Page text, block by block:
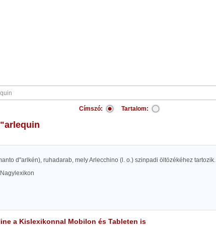
Címszó: Tartalom:
d"arlkén), ruhadarab, mely Arlecchino (l. o.) szinpadi öltözékéhez tartozik.
a Kislexikonnal Mobilon és Tableten is